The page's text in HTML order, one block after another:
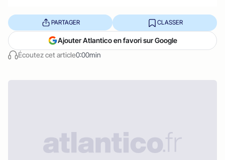
Écoutez cet article0:00min
PARTAGER CLASSER
Ajouter Atlantico en favori sur Google